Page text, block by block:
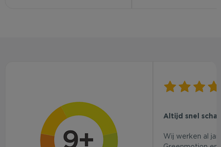
Altijd snel
Wij werken al